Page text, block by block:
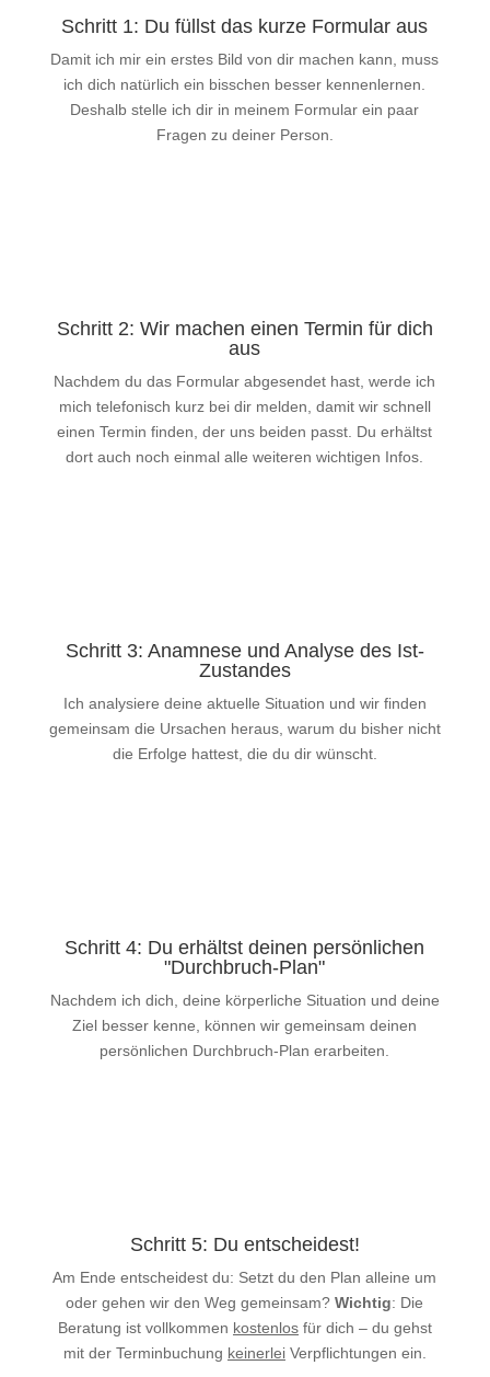
Schritt 1: Du füllst das kurze Formular aus
Damit ich mir ein erstes Bild von dir machen kann, muss
ich dich natürlich ein bisschen besser kennenlernen.
Deshalb stelle ich dir in meinem Formular ein paar
Fragen zu deiner Person.
Schritt 2: Wir machen einen Termin für dich
aus
Nachdem du das Formular abgesendet hast, werde ich
mich telefonisch kurz bei dir melden, damit wir schnell
einen Termin finden, der uns beiden passt. Du erhältst
dort auch noch einmal alle weiteren wichtigen Infos.
Schritt 3: Anamnese und Analyse des Ist-
Zustandes
Ich analysiere deine aktuelle Situation und wir finden
gemeinsam die Ursachen heraus, warum du bisher nicht
die Erfolge hattest, die du dir wünscht.
Schritt 4: Du erhältst deinen persönlichen
"Durchbruch-Plan"
Nachdem ich dich, deine körperliche Situation und deine
Ziel besser kenne, können wir gemeinsam deinen
persönlichen Durchbruch-Plan erarbeiten.
Schritt 5: Du entscheidest!
Am Ende entscheidest du: Setzt du den Plan alleine um
oder gehen wir den Weg gemeinsam?Wichtig: Die
Beratung ist vollkommen kostenlosfür dich – du gehst
mit der Terminbuchung keinerleiVerpflichtungen ein.